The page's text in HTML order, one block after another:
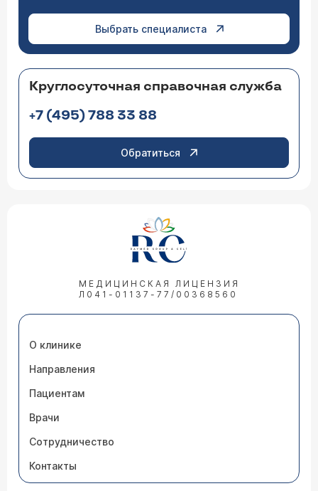
Выбрать специалиста
Круглосуточная справочная служба
+7 (495) 788 33 88
Обратиться
МЕДИЦИНСКАЯ ЛИЦЕНЗИЯ
Л041-01137-77/00368560
О клинике
Направления
Пациентам
Врачи
Сотрудничество
Контакты